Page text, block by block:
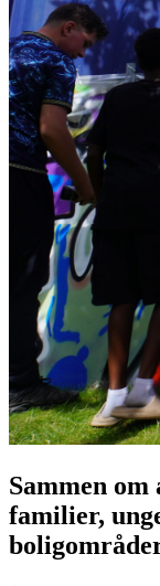
Sammen
familier,